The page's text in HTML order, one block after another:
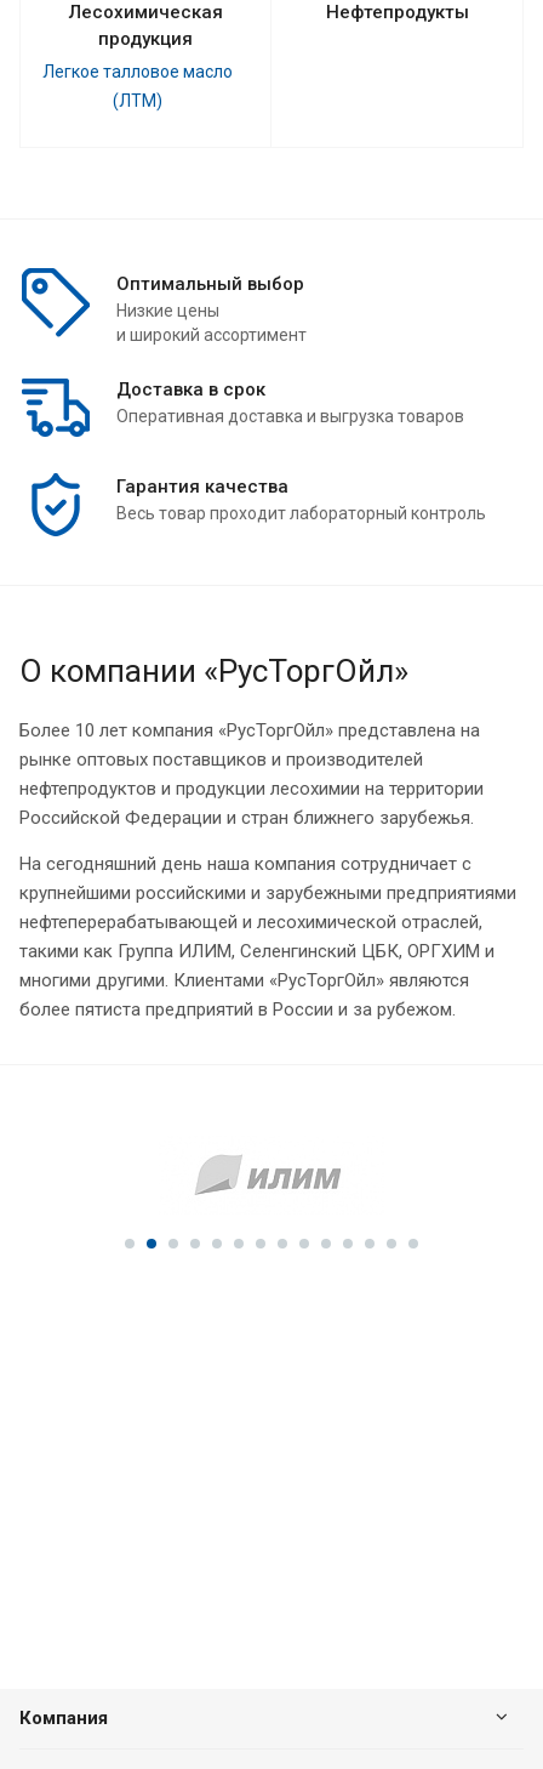
Лесохимическая
продукция
Легкое талловое масло
(ЛТМ)
Нефтепродукты
Оптимальный выбор
Низкие цены
и широкий ассортимент
Доставка в срок
Оперативная доставка и выгрузка товаров
Гарантия качества
Весь товар проходит лабораторный контроль
О компании «РусТоргОйл»
Более 10 лет компания «РусТоргОйл» представлена на
рынке оптовых поставщиков и производителей
нефтепродуктов и продукции лесохимии на территории
Российской Федерации и стран ближнего зарубежья.
На сегодняшний день наша компания сотрудничает с
крупнейшими российскими и зарубежными предприятиями
нефтеперерабатывающей и лесохимической отраслей,
такими как Группа ИЛИМ, Селенгинский ЦБК, ОРГХИМ и
многими другими. Клиентами «РусТоргОйл» являются
более пятиста предприятий в России и за рубежом.
Компания